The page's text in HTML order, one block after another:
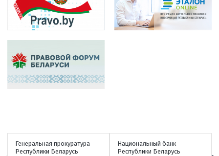
Генеральная прокуратура
Республики Беларусь
Национальный банк
Республики Беларусь